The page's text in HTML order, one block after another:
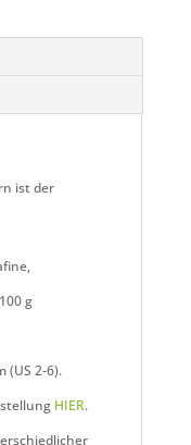
ist der
g
(US 2-6).
HIER.